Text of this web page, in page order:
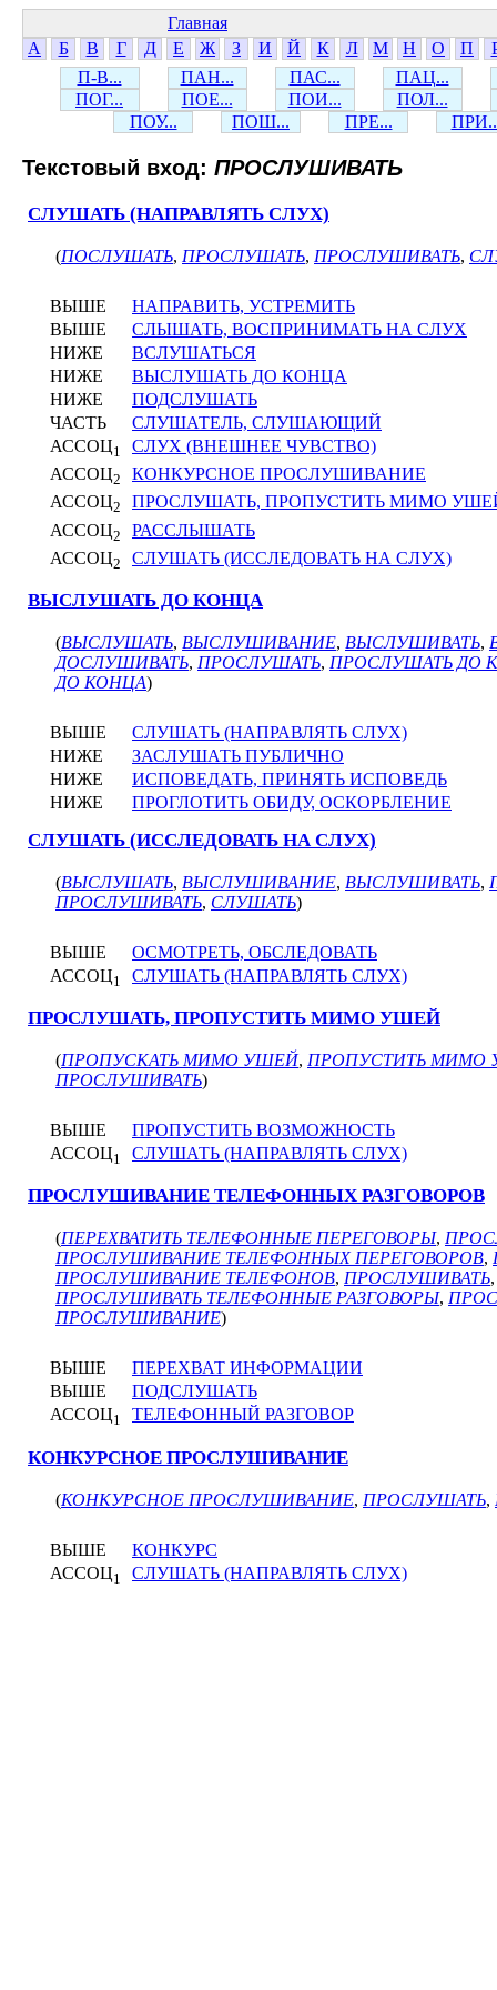
Главная
А
Б В Г Д Е Ж З И Й К Л М Н О П
П-В...
ПАН... ПАС...
ПАЦ...
ПОГ...
ПОЕ... ПОИ...
ПОЛ...
ПОУ...
ПОШ... ПРЕ...
Текстовый вход: ПРОСЛУШИВАТЬ
СЛУШАТЬ (НАПРАВЛЯТЬ СЛУХ)
(ПОСЛУШАТЬ, ПРОСЛУШАТЬ, ПРОСЛУШИВАТЬ,
ВЫШЕ
НАПРАВИТЬ, УСТРЕМИТЬ
ВЫШЕ
СЛЫШАТЬ, ВОСПРИНИМАТЬ НА СЛУХ
НИЖЕ
ВСЛУШАТЬСЯ
НИЖЕ
ВЫСЛУШАТЬ ДО КОНЦА
НИЖЕ
ПОДСЛУШАТЬ
ЧАСТЬ
СЛУШАТЕЛЬ, СЛУШАЮЩИЙ
АССОЦ1
СЛУХ (ВНЕШНЕЕ ЧУВСТВО)
АССОЦ2
КОНКУРСНОЕ ПРОСЛУШИВАНИЕ
АССОЦ2
ПРОСЛУШАТЬ, ПРОПУСТИТЬ МИМО
АССОЦ2
РАССЛЫШАТЬ
АССОЦ2 СЛУШАТЬ (ИССЛЕДОВАТЬ НА СЛУХ)
ВЫСЛУШАТЬ ДО КОНЦА
(ВЫСЛУШАТЬ, ВЫСЛУШИВАНИЕ, ВЫСЛУШИВАТЬ,
ДОСЛУШИВАТЬ, ПРОСЛУШАТЬ, ПРОСЛУШАТЬ ДО
ДО КОНЦА)
ВЫШЕ
СЛУШАТЬ (НАПРАВЛЯТЬ СЛУХ)
НИЖЕ
ЗАСЛУШАТЬ ПУБЛИЧНО
НИЖЕ
ИСПОВЕДАТЬ, ПРИНЯТЬ ИСПОВЕДЬ
НИЖЕ
ПРОГЛОТИТЬ ОБИДУ, ОСКОРБЛЕНИЕ
СЛУШАТЬ (ИССЛЕДОВАТЬ НА СЛУХ)
(ВЫСЛУШАТЬ, ВЫСЛУШИВАНИЕ, ВЫСЛУШИВАТЬ,
ПРОСЛУШИВАТЬ, СЛУШАТЬ)
ВЫШЕ
ОСМОТРЕТЬ, ОБСЛЕДОВАТЬ
АССОЦ1 СЛУШАТЬ (НАПРАВЛЯТЬ СЛУХ)
ПРОСЛУШАТЬ, ПРОПУСТИТЬ МИМО УШЕЙ
(ПРОПУСКАТЬ МИМО УШЕЙ, ПРОПУСТИТЬ МИМО
ПРОСЛУШИВАТЬ)
ВЫШЕ
ПРОПУСТИТЬ ВОЗМОЖНОСТЬ
АССОЦ1 СЛУШАТЬ (НАПРАВЛЯТЬ СЛУХ)
ПРОСЛУШИВАНИЕ ТЕЛЕФОННЫХ РАЗГОВОРОВ
(ПЕРЕХВАТИТЬ ТЕЛЕФОННЫЕ ПЕРЕГОВОРЫ,
ПРОСЛУШИВАНИЕ ТЕЛЕФОННЫХ ПЕРЕГОВОРОВ,
ПРОСЛУШИВАНИЕ ТЕЛЕФОНОВ, ПРОСЛУШИВАТЬ
ПРОСЛУШИВАТЬ ТЕЛЕФОННЫЕ РАЗГОВОРЫ,
ПРОСЛУШИВАНИЕ)
ВЫШЕ
ПЕРЕХВАТ ИНФОРМАЦИИ
ВЫШЕ
ПОДСЛУШАТЬ
АССОЦ1 ТЕЛЕФОННЫЙ РАЗГОВОР
КОНКУРСНОЕ ПРОСЛУШИВАНИЕ
(КОНКУРСНОЕ ПРОСЛУШИВАНИЕ, ПРОСЛУШАТЬ,
ВЫШЕ
КОНКУРС
АССОЦ1 СЛУШАТЬ (НАПРАВЛЯТЬ СЛУХ)